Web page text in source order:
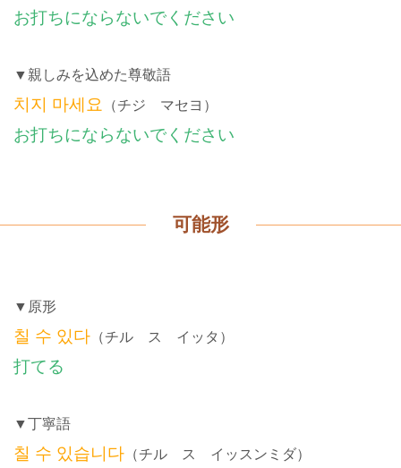
お打ちにならないでください
▼親しみを込めた尊敬語
치지 마세요 （チジ マセヨ）
お打ちにならないでください
可能形
▼原形
칠 수 있다 （チル ス イッタ）
打てる
▼丁寧語
칠 수 있습니다 （チル ス イッスンミダ）